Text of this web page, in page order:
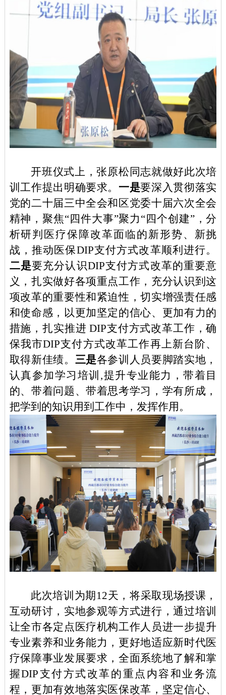
开班仪式上，张原松同志就做好此次培
训工作提出明确要求。 一是要深入贯彻落实
党的二十届三中全会和区党委十届六次全会
精神，聚焦“四件大事”聚力“四个创建”，分
析研判医疗保障改革面临的新形势、新挑
战，推动医保DIP支付方式改革顺利进行。
二是要充分认识DIP支付方式改革的重要意
义，扎实做好各项重点工作，充分认识到这
项改革的重要性和紧迫性，切实增强责任感
和使命感，以更加坚定的信心、更加有力的
措施，扎实推进 DIP支付方式改革工作，确
保我市DIP支付方式改革工作再上新台阶、
取得新佳绩。 三是各参训人员要脚踏实地，
认真参加学习培训 ,提升专业能力，带着目
的、带着问题、带着思考学习，学有所成，
把学到的知识用到工作中，发挥作用。
此次培训为期 12天，将采取现场授课，
互动研讨，实地参观等方式进行，通过培训
让全市各定点医疗机构工作人员进一步提升
专业素养和业务能力，更好地适应新时代医
疗保障事业发展要求，全面系统地了解和掌
握DIP支付方式改革的重点内容和业务流
程，更加有效地落实医保改革，坚定信心、